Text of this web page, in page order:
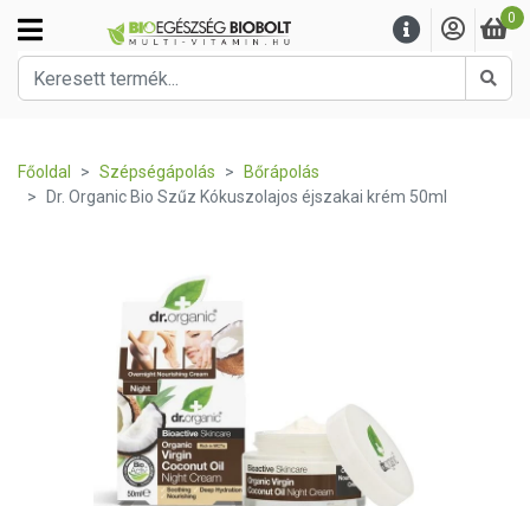
0
Főoldal Szépségápolás
Bőrápolás
Dr. Organic Bio Szűz Kókuszolajos éjszakai krém 50ml